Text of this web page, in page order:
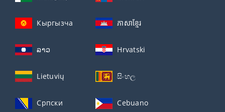
Кыргызча ភាសាខ្មែរ
ລາວ Hrvatski
Lietuvių සිංහල
Српски Cebuano